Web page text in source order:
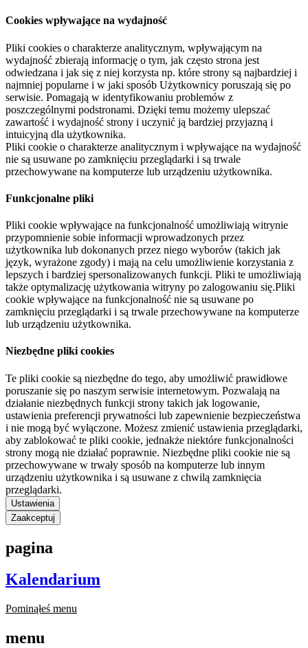
Cookies wpływające na wydajność
Pliki cookies o charakterze analitycznym, wpływającym na
wydajność zbierają informację o tym, jak często strona jest
odwiedzana i jak się z niej korzysta np. które strony są najbardziej i
najmniej popularne i w jaki sposób Użytkownicy poruszają się po
serwisie. Pomagają w identyfikowaniu problemów z
poszczególnymi podstronami. Dzięki temu możemy ulepszać
zawartość i wydajność strony i uczynić ją bardziej przyjazną i
intuicyjną dla użytkownika.
Pliki cookie o charakterze analitycznym i wpływające na wydajność
nie są usuwane po zamknięciu przeglądarki i są trwale
przechowywane na komputerze lub urządzeniu użytkownika.
Funkcjonalne pliki
Pliki cookie wpływające na funkcjonalność umożliwiają witrynie
przypomnienie sobie informacji wprowadzonych przez
użytkownika lub dokonanych przez niego wyborów (takich jak
język, wyrażone zgody) i mają na celu umożliwienie korzystania z
lepszych i bardziej spersonalizowanych funkcji. Pliki te umożliwiają
także optymalizację użytkowania witryny po zalogowaniu się.Pliki
cookie wpływające na funkcjonalność nie są usuwane po
zamknięciu przeglądarki i są trwale przechowywane na komputerze
lub urządzeniu użytkownika.
Niezbędne pliki cookies
Te pliki cookie są niezbędne do tego, aby umożliwić prawidłowe
poruszanie się po naszym serwisie internetowym. Pozwalają na
działanie niezbędnych funkcji strony takich jak logowanie,
ustawienia preferencji prywatności lub zapewnienie bezpieczeństwa
i nie mogą być wyłączone. Możesz zmienić ustawienia przeglądarki,
aby zablokować te pliki cookie, jednakże niektóre funkcjonalności
strony mogą nie działać poprawnie. Niezbędne pliki cookie nie są
przechowywane w trwały sposób na komputerze lub innym
urządzeniu użytkownika i są usuwane z chwilą zamknięcia
przeglądarki.
Ustawienia
Zaakceptuj
pagina
Kalendarium
Pominąłeś menu
menu